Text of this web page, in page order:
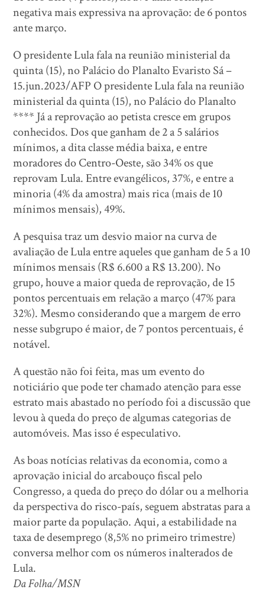
negativa mais expressiva na aprovação: de 6 pontos
ante março.
O presidente Lula fala na reunião ministerial da
quinta (15), no Palácio do Planalto Evaristo Sá –
15.jun.2023/AFP O presidente Lula fala na reunião
ministerial da quinta (15), no Palácio do Planalto
**** Já a reprovação ao petista cresce em grupos
conhecidos. Dos que ganham de 2 a 5 salários
mínimos, a dita classe média baixa, e entre
moradores do Centro-Oeste, são 34% os que
reprovam Lula. Entre evangélicos, 37%, e entre a
minoria (4% da amostra) mais rica (mais de 10
mínimos mensais), 49%.
A pesquisa traz um desvio maior na curva de
avaliação de Lula entre aqueles que ganham de 5 a 10
mínimos mensais (R$ 6.600 a R$ 13.200). No
grupo, houve a maior queda de reprovação, de 15
pontos percentuais em relação a março (47% para
32%). Mesmo considerando que a margem de erro
nesse subgrupo é maior, de 7 pontos percentuais, é
notável.
A questão não foi feita, mas um evento do
noticiário que pode ter chamado atenção para esse
estrato mais abastado no período foi a discussão que
levou à queda do preço de algumas categorias de
automóveis. Mas isso é especulativo.
As boas notícias relativas da economia, como a
aprovação inicial do arcabouço fiscal pelo
Congresso, a queda do preço do dólar ou a melhoria
da perspectiva do risco-país, seguem abstratas para a
maior parte da população. Aqui, a estabilidade na
taxa de desemprego (8,5% no primeiro trimestre)
conversa melhor com os números inalterados de
Lula.
Da Folha/MSN